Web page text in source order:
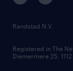
randstad
country
Randstad N.V.
Registered in The
Diemermere 25,